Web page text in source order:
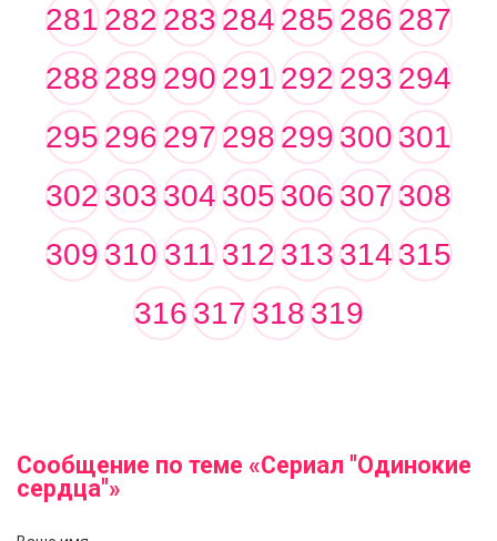
281282283284285286287
288289290291292293294
295296297298299300301
302303304305306307308
309310311312313314315
316317318319
Сообщение по теме «Сериал "Одинокие
сердца"»